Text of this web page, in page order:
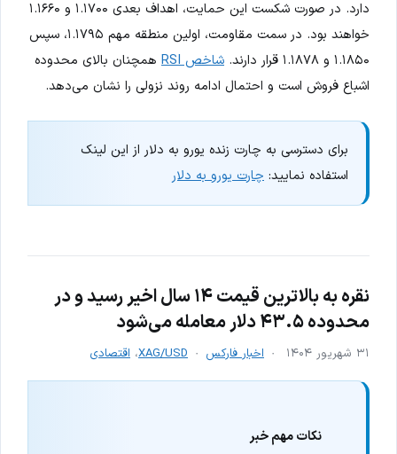
دارد. در صورت شکست این حمایت، اهداف بعدی ۱.۱۷۰۰ و ۱.۱۶۶۰
خواهند بود. در سمت مقاومت، اولین منطقه مهم ۱.۱۷۹۵، سپس
۱.۱۸۵۰ و ۱.۱۸۷۸ قرار دارند.
شاخص RSI
همچنان بالای محدوده
اشباع فروش است و احتمال ادامه روند نزولی را نشان می‌دهد.
برای دسترسی به چارت زنده یورو به دلار از این لینک
استفاده نمایید: چارت یورو به دلار
نقره به بالاترین قیمت ۱۴ سال اخیر رسید و در
محدوده ۴۳.۵ دلار معامله می‌شود
۳۱ شهریور ۱۴۰۴ اخبار فارکس XAG/USD، اقتصادی
نکات مهم خبر